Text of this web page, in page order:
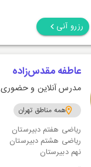
رزرو آنی
عاطفه مقدس‌زاده
مدرس آنلاین و حضوری
همه مناطق تهران
ریاضی هفتم دبیرستان
ریاضی هشتم دبیرستان
نهم دبیرستان